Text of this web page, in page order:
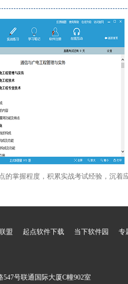
掌握程度，积累实战考试经验，沉着
盟 起点软件下载 当下软件园 专
号联通国际大厦C幢902室